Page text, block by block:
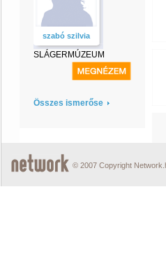
szabó szilvia
SLÁGERMÚZEUM
Összes ismerőse
© 2007 Copyright